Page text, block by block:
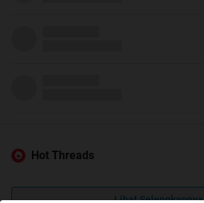
Hot Threads
Lihat Selengkapnya